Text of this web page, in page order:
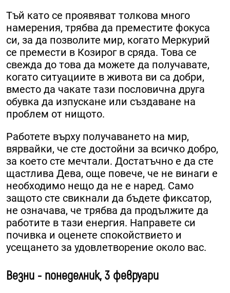
Тъй като се проявяват толкова много
намерения, трябва да преместите фокуса
си, за да позволите мир, когато Меркурий
се премести в Козирог в сряда. Това се
свежда до това да можете да получавате,
когато ситуациите в живота ви са добри,
вместо да чакате тази пословична друга
обувка да изпускане или създаване на
проблем от нищото.
Работете върху получаването на мир,
вярвайки, че сте достойни за всичко добро,
за което сте мечтали. Достатъчно е да сте
щастлива Дева, още повече, че не винаги е
необходимо нещо да не е наред. Само
защото сте свикнали да бъдете фиксатор,
не означава, че трябва да продължите да
работите в тази енергия. Направете си
почивка и оценете спокойствието и
усещането за удовлетворение около вас.
Везни - понеделник, 3 февруари